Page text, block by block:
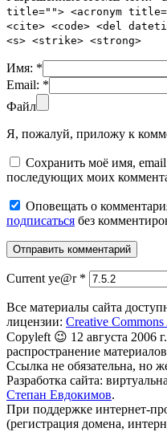
title=""> <acronym
<cite> <code> <del
<s> <strike> <strong>
Имя: *
Email: *
Файл
Я, пожалуй, приложу к
Сохранить моё имя, email
последующих моих
Оповещать о
подписаться без
Current ye@r *
Все материалы сайта
лицензии: Creative
Copyleft 😉 12 августа 2006
распространение
Ссылка не обязательна, но
Разработка сайта:
Степан Евдокимов.
При поддержке интернет-
(регистрация домена,